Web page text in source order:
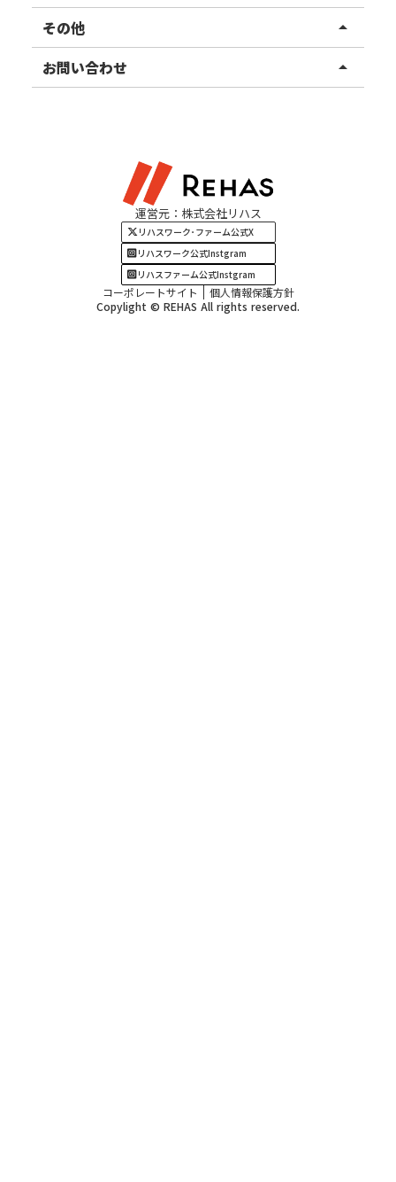
東北エリア
甲信越エリア
四国・九州エリア
事業所ブログ
ご利用者様の声
その他 arrow_drop_up
お知らせ
お問い合わせ arrow_drop_up
運営元：株式会社リハス
リハスワーク･ファーム公式X
リハスワーク公式Instgram
リハスファーム公式Instgram
コーポレートサイト
個人情報保護方針
Copylight © REHAS All rights reserved.